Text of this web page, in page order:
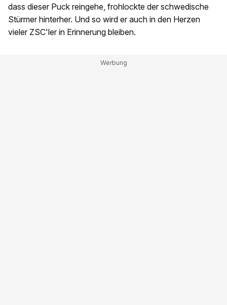
dass dieser Puck reingehe, frohlockte der schwedische
Stürmer hinterher. Und so wird er auch in den Herzen
vieler ZSC'ler in Erinnerung bleiben.